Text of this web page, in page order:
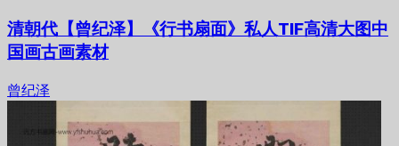
清朝代【曾纪泽】《行书扇面》私人TIF高清大图中
国画古画素材
曾纪泽